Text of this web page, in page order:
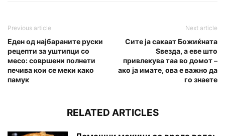
Previous article
Еден од најбараните руски
рецепти за уштипци со
месо: совршени полнети
печива кои се меки како
памук
Next article
Сите ја сакаат Божиќната
Sвезда, а еве што
привлекува таа во домот –
ако ја имате, ова е важно да
го знаете
RELATED ARTICLES